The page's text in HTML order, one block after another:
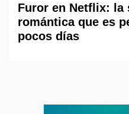
Furor en Netflix: la
romántica que es
pocos días